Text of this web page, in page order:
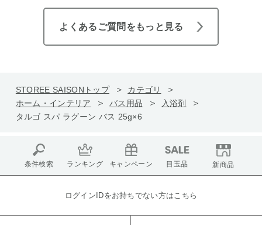
よくあるご質問をもっと見る
STOREE SAISONトップ
カテゴリ
ホーム・インテリア
バス用品
入浴剤
タルゴ スパ ラグーン バス 25g×6
条件検索 ランキング キャンペーン 目玉品 新商品
ログインIDをお持ちでない方はこちら